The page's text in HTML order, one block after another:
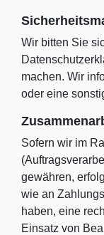
Wir bitten Sie
machen. Wir
oder eine
Sofern wir im
gewähren,
wie an
haben, eine
Einsatz von